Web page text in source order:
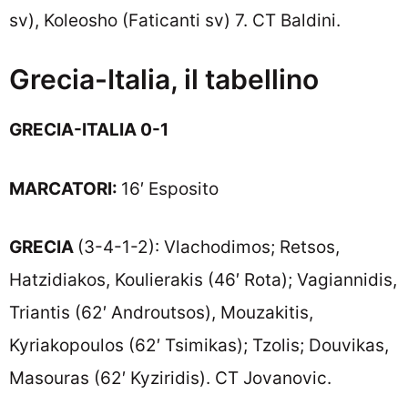
sv), Koleosho (Faticanti sv) 7. CT Baldini.
Grecia-Italia, il tabellino
GRECIA-ITALIA 0-1
MARCATORI: 16′ Esposito
GRECIA (3-4-1-2): Vlachodimos; Retsos,
Hatzidiakos, Koulierakis (46′ Rota); Vagiannidis,
Triantis (62′ Androutsos), Mouzakitis,
Kyriakopoulos (62′ Tsimikas); Tzolis; Douvikas,
Masouras (62′ Kyziridis). CT Jovanovic.